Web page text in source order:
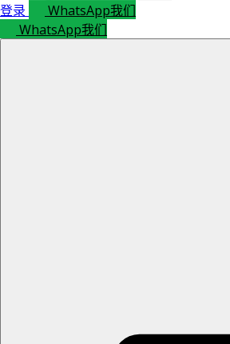
登录
WhatsApp我们
WhatsApp我们